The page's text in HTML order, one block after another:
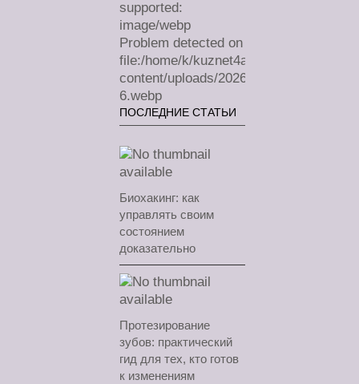
supported:
image/webp
Problem detected on
file:/home/k/kuznet4a/
content/uploads/2026/07/sa-
6.webp
ПОСЛЕДНИЕ СТАТЬИ
Биохакинг: как
управлять своим
состоянием
доказательно
Протезирование
зубов: практический
гид для тех, кто готов
к изменениям